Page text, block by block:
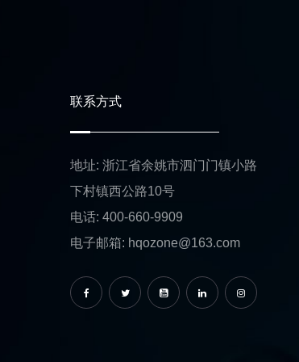
联系方式
地址: 浙江省余姚市泗门门镇小路
下村镇西公路10号
电话: 400-660-9909
电子邮箱: hqozone@163.com